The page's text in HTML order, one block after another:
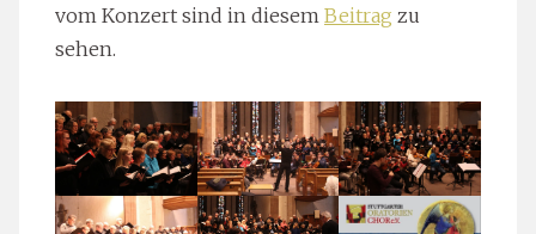
vom Konzert sind in diesem Beitrag zu
sehen.